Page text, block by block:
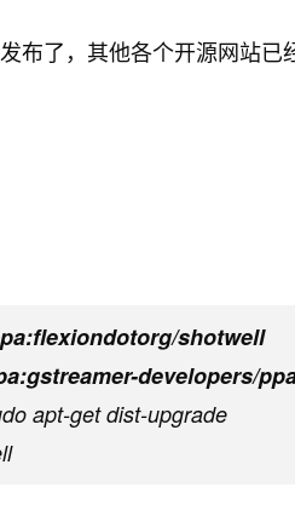
布了，其他各个开源网站
shotwell
developers/
apt-get dist-upgrade